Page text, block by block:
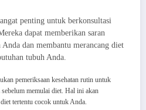
penting untuk berkonsultasi
dapat memberikan saran
Anda dan membantu merancang diet
tubuh Anda.
pemeriksaan kesehatan rutin untuk
memulai diet. Hal ini akan
tertentu cocok untuk Anda.